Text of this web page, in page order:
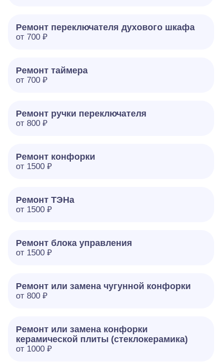
Ремонт переключателя духового шкафа
от 700 ₽
Ремонт таймера
от 700 ₽
Ремонт ручки переключателя
от 800 ₽
Ремонт конфорки
от 1500 ₽
Ремонт ТЭНа
от 1500 ₽
Ремонт блока управления
от 1500 ₽
Ремонт или замена чугунной конфорки
от 800 ₽
Ремонт или замена конфорки
керамической плиты (стеклокерамика)
от 1000 ₽